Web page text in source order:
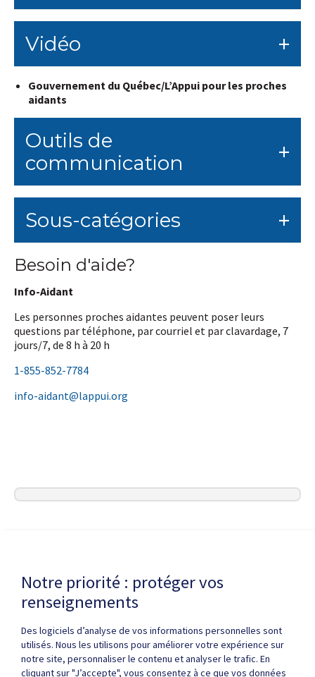
Vidéo
Gouvernement du Québec/L’Appui pour les proches
aidants
Outils de
communication
Sous-catégories
Besoin d'aide?
Info-Aidant
Les personnes proches aidantes peuvent poser leurs
questions par téléphone, par courriel et par clavardage, 7
jours/7, de 8 h à 20 h
1-855-852-7784
info-aidant@lappui.org
Politique de confidentialité Droits d'auteur / autorisation
Notre priorité : protéger vos
renseignements
Des logiciels d’analyse de vos informations personnelles sont
utilisés. Nous les utilisons pour améliorer votre expérience sur
notre site, personnaliser le contenu et analyser le trafic. En
cliquant sur "J’accepte", vous consentez à ce que vos données